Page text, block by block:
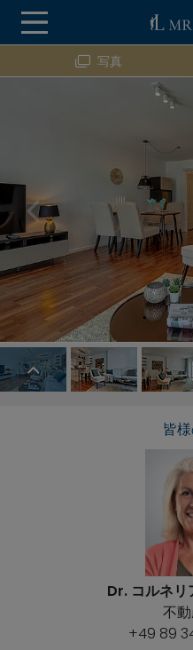
写真
皆
Dr. コルネリ
不
+49 89